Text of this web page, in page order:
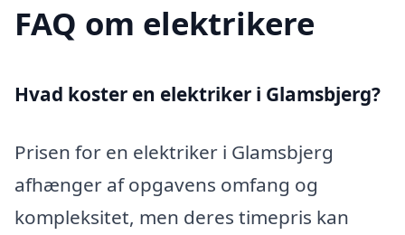
FAQ om elektrikere
Hvad koster en elektriker i Glamsbjerg?
Prisen for en elektriker i Glamsbjerg
afhænger af opgavens omfang og
kompleksitet, men deres timepris kan